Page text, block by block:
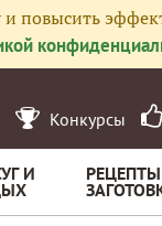
повысить
Конкурсы
И